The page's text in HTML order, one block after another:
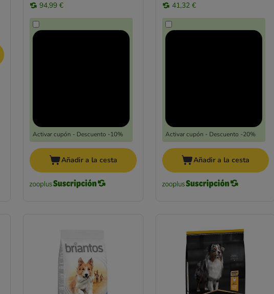
94,99 €
Activar cupón - Descuento -10%
Añadir a la cesta
41,32 €
Activar cupón - Descuento -20%
Añadir a la cesta